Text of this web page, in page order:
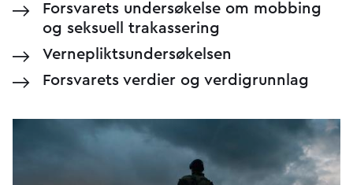
Forsvarets undersøkelse om mobbing
og seksuell trakassering
Verneplikts­undersøkelsen
Forsvarets verdier og verdigrunnlag